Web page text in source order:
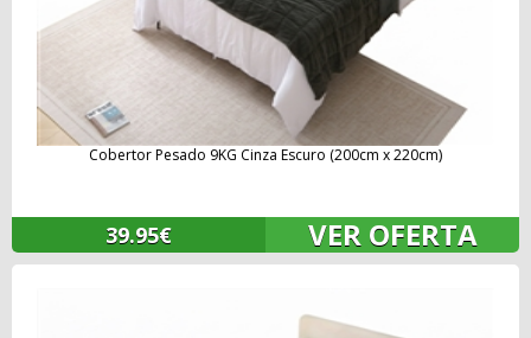
Cobertor Pesado 9KG Cinza Escuro (200cm x 220cm)
39.95€ VER OFERTA